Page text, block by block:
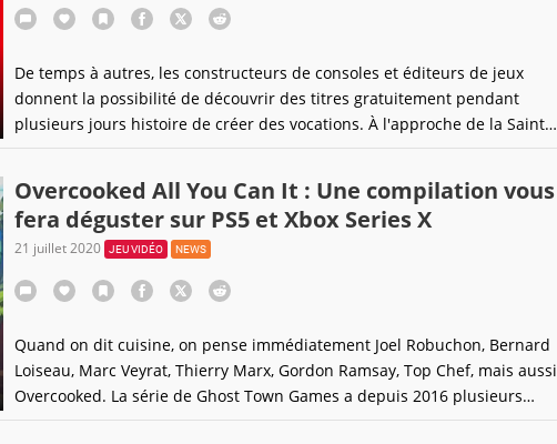
De temps à autres, les constructeurs de consoles et éditeurs de jeux
donnent la possibilité de découvrir des titres gratuitement pendant
plusieurs jours histoire de créer des vocations. À l'approche de la Saint
Valentin, Nintendo et Team17 ont décidé de permettre aux joueurs
coopération. Et potentiellement sur les
Overcooked All You Can It : Une compilation vous
fera déguster sur PS5 et Xbox Series X
21 juillet 2020 JEU VIDÉO NEWS
Quand on dit cuisine, on pense immédiatement Joel Robuchon, Bernard
Loiseau, Marc Veyrat, Thierry Marx, Gordon Ramsay, Top Chef, mais aussi
Overcooked. La série de Ghost Town Games a depuis 2016 plusieurs
étoiles sur son tablier, qu'elle remet en jeu sur la prochaine génération